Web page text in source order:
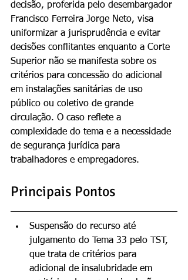
decisão, proferida pelo desembargador
Francisco Ferreira Jorge Neto, visa
uniformizar a jurisprudência e evitar
decisões conflitantes enquanto a Corte
Superior não se manifesta sobre os
critérios para concessão do adicional
em instalações sanitárias de uso
público ou coletivo de grande
circulação. O caso reflete a
complexidade do tema e a necessidade
de segurança jurídica para
trabalhadores e empregadores.
Principais Pontos
Suspensão do recurso até
julgamento do Tema 33 pelo TST,
que trata de critérios para
adicional de insalubridade em